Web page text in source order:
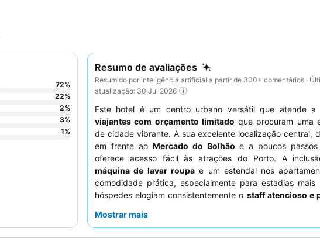
Resumo de avaliações
Resumido por inteligência artificial a partir de 300+ comentários ·
atualização: 30 Jul 2026
Este hotel é um centro urbano versátil que atende
viajantes com orçamento limitado que procuram uma
de cidade vibrante. A sua excelente localização central,
em frente ao Mercado do Bolhão e a poucos
oferece acesso fácil às atrações do Porto. A
máquina de lavar roupae um estendal nos
comodidade prática, especialmente para estadias mais
hóspedes elogiam consistentemente o staff atencioso e
fantástico para diversas opções de refeição. Para uma
Mostrar mais
72%
22%
2%
3%
1%